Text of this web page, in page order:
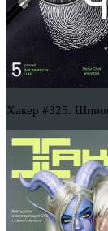
Хакер #325.